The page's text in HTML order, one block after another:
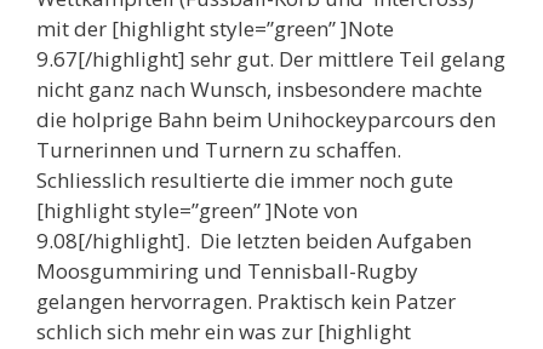
mit der [highlight style=”green” ]Note
9.67[/highlight] sehr gut. Der mittlere Teil gelang
nicht ganz nach Wunsch, insbesondere machte
die holprige Bahn beim Unihockeyparcours den
Turnerinnen und Turnern zu schaffen.
Schliesslich resultierte die immer noch gute
[highlight style=”green” ]Note von
9.08[/highlight]. Die letzten beiden Aufgaben
Moosgummiring und Tennisball-Rugby
gelangen hervorragen. Praktisch kein Patzer
schlich sich mehr ein was zur [highlight